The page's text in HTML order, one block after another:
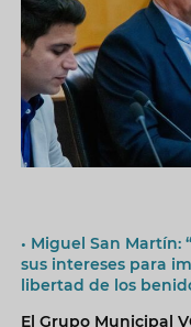
• Miguel San Martín:
sus intereses para
libertad de los
El Grupo Municipal